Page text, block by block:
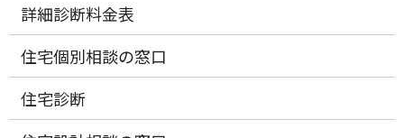
詳細診断料金表
住宅個別相談の窓口
住宅診断